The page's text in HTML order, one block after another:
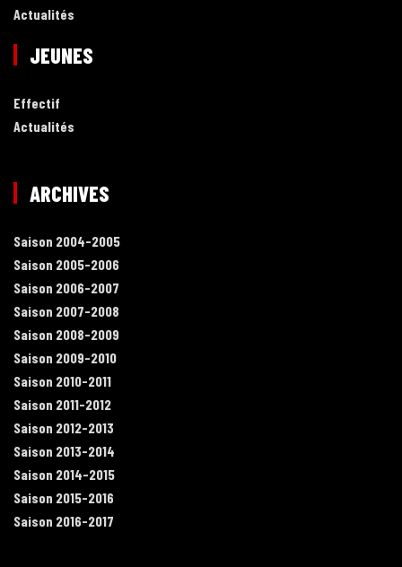
Actualités
JEUNES
Effectif
Actualités
ARCHIVES
Saison 2004-2005
Saison 2005-2006
Saison 2006-2007
Saison 2007-2008
Saison 2008-2009
Saison 2009-2010
Saison 2010-2011
Saison 2011-2012
Saison 2012-2013
Saison 2013-2014
Saison 2014-2015
Saison 2015-2016
Saison 2016-2017